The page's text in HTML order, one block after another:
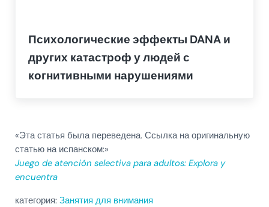
Психологические эффекты DANA и
других катастроф у людей с
когнитивными нарушениями
«Эта статья была переведена. Ссылка на оригинальную
статью на испанском:»
Juego de atención selectiva para adultos: Explora y
encuentra
категория: Занятия для внимания